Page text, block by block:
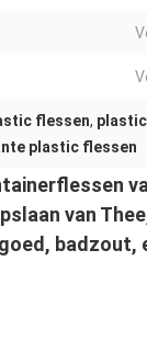
flessen,
plastic flessen
van